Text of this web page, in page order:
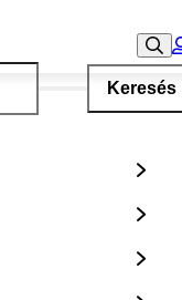
Keresés